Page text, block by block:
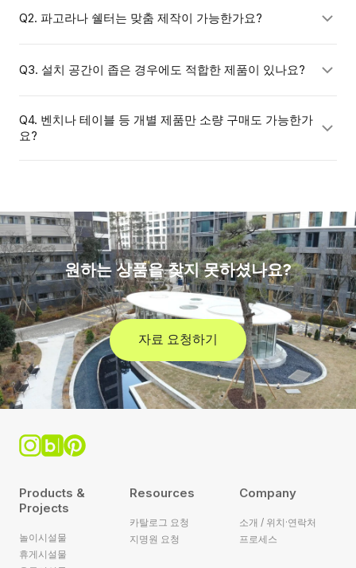
청우펀스테이션의 휴게시설물은 자외선, 강우, 온도 변화
시 안내해드립니다.
Q2. 파고라나 쉘터는 맞춤 제작이 가능한가요?
네, 설치 공간 크기와 디자인 요구사항에 따라 맞춤 제작이
Q3. 설치 공간이 좁은 경우에도 적합한 제품이 있나요?
있습니다. 소규모 공간에 맞는 1인용 벤치, 소형 파고라 등
다양한 사이즈의 제품을 보유하고 있습니다. 공간 규모를
Q4. 벤치나 테이블 등 개별 제품만 소량 구매도 가능한가
요?
원하는 상품을 찾지 못하셨나요?
자료 요청하기
Products &
Projects
놀이시설물
휴게시설물
Resources
카탈로그 요청
지명원 요청
Company
소개 / 위치·연락처
프로세스